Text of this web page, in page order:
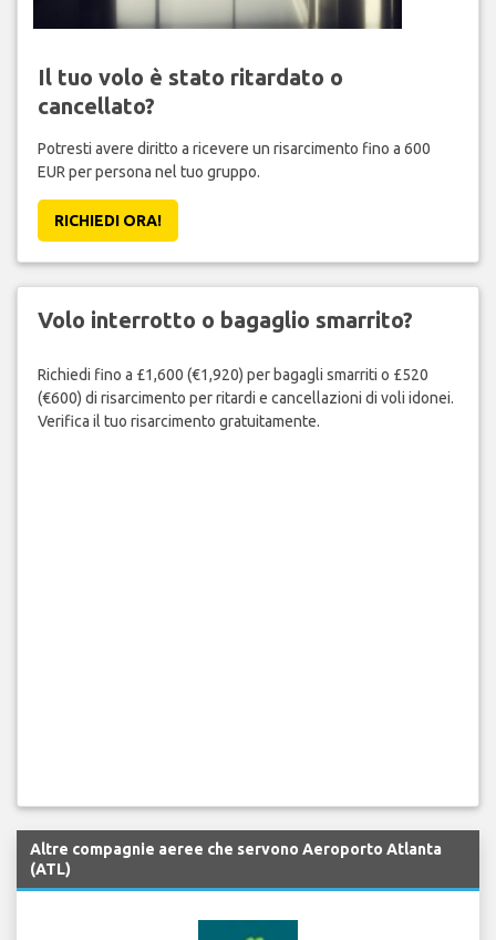
Il tuo volo è stato ritardato o
cancellato?
Potresti avere diritto a ricevere un risarcimento fino a 600
EUR per persona nel tuo gruppo.
RICHIEDI ORA!
Volo interrotto o bagaglio smarrito?
Richiedi fino a £1,600 (€1,920) per bagagli smarriti o £520
(€600) di risarcimento per ritardi e cancellazioni di voli idonei.
Verifica il tuo risarcimento gratuitamente.
Altre compagnie aeree che servono Aeroporto Atlanta
(ATL)